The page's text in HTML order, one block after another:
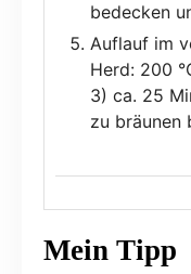
bedecken
Auflauf im
Herd: 200
3) ca. 25
zu bräunen
Mein Tipp